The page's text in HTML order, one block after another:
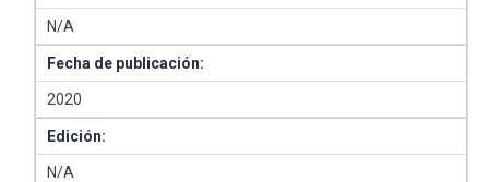
N/A
Fecha de publicación:
2020
Edición:
N/A